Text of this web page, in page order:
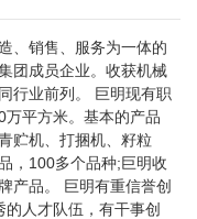
销售、服务为一体的
团成员企业。收获机械
行业前列。 巨明现有职
平方米。基本的产品
贮机、打捆机、籽粒
，100多个品种;巨明收
产品。 巨明有重信誉创
人才队伍，有干事创